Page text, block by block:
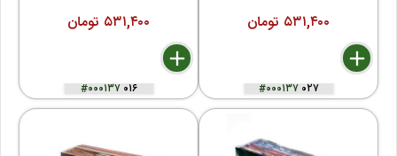
۵۳۱,۴۰۰ تومان
delete
remove
add
#۰۰۰۱۳۷۰۱۶
۵۳۱,۴۰۰ تومان
delete
remove
add
#۰۰۰۱۳۷۰۲۷